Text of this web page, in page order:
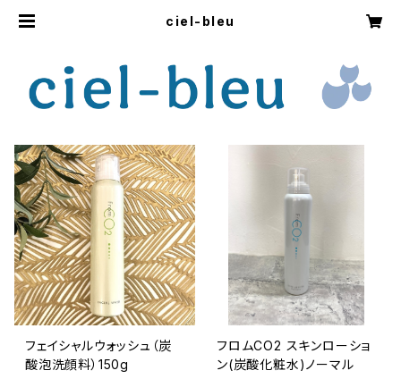
ciel-bleu
フェイシャルウォッシュ（炭
酸泡洗顔料）150g
フロムCO2 スキンローショ
ン(炭酸化粧水)ノーマル